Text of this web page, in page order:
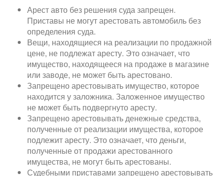
Арест авто без решения суда запрещен.
Приставы не могут арестовать автомобиль без
определения суда.
Вещи, находящиеся на реализации по продажной
цене, не подлежат аресту. Это означает, что
имущество, находящееся на продаже в магазине
или заводе, не может быть арестовано.
Запрещено арестовывать имущество, которое
находится у заложника. Заложенное имущество
не может быть подвергнуто аресту.
Запрещено арестовывать денежные средства,
полученные от реализации имущества, которое
подлежит аресту. Это означает, что деньги,
полученные от продажи арестованного
имущества, не могут быть арестованы.
Судебными приставами запрещено арестовывать